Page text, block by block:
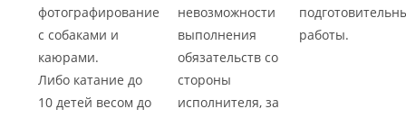
фотографирование
с собаками и
каюрами.
Либо катание до
10 детей весом до
невозможности
выполнения
обязательств со
стороны
исполнителя, за
работы.